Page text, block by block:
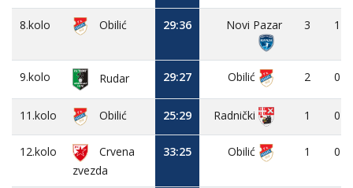
8.kolo Obilić 29:36 Novi Pazar 3 1
9.kolo Rudar 29:27 Obilić 2 0
11.kolo Obilić 25:29 Radnički 1 0
12.kolo
Crvena
zvezda
33:25 Obilić 1 0